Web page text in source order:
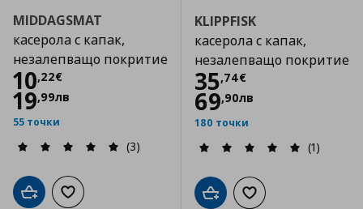
MIDDAGSMAT
касерола с капак,
незалепващо покритие
10,22€
Цена
19,99лв
55 точки
(3)
Добави в кошницата
Добави към списъка с любими
KLIPPFISK
касерола с капак,
незалепващо покритие
35,74€
Цена
69,90лв
180 точки
(1)
Добави в кошницата
Добави към